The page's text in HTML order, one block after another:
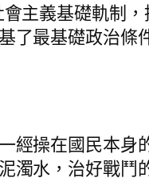
主義基礎軌制
了最基礎政治條
經操在國民本身
濁水，治好戰鬥